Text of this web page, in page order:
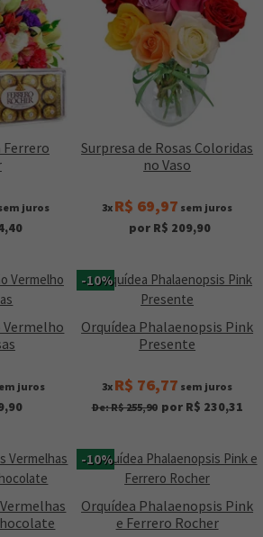
Ferrero
juros
Surpresa de Rosas Coloridas
no Vaso
3x R$ 69,97 sem juros
por R$ 209,90
Vermelho
juros
-10%
Orquídea Phalaenopsis Pink
Presente
3x R$ 76,77 sem juros
De: R$ 255,90 por R$ 230,31
-10%
Orquídea Phalaenopsis Pink
e Ferrero Rocher